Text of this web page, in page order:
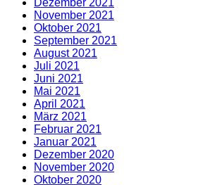
November 2021
Oktober 2021
September 2021
August 2021
Juli 2021
Juni 2021
Mai 2021
April 2021
März 2021
Februar 2021
Januar 2021
Dezember 2020
November 2020
Oktober 2020